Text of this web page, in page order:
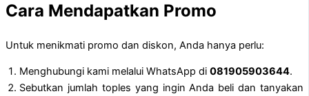
Cara Mendapatkan Promo
Untuk menikmati promo dan diskon, Anda hanya perlu:
Menghubungi kami melalui WhatsApp di 081905903644.
Sebutkan jumlah toples yang ingin Anda beli dan tanyakan